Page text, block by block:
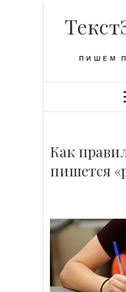
o
o
ПИШЕМ
Как
пишется